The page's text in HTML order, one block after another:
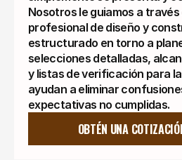
Nosotros le guiamos a
profesional de diseño y
estructurado en torno a
selecciones detalladas,
y listas de verificación para
ayudan a eliminar
expectativas no cumplidas.
OBTÉN UNA